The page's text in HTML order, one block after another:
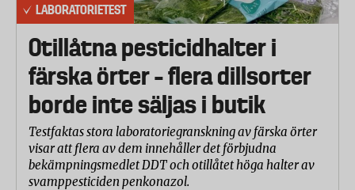
LABORATORIETEST
Otillåtna pesticidhalter i
färska örter – flera dillsorter
borde inte säljas i butik
Testfaktas stora laboratoriegranskning av färska örter
visar att flera av dem innehåller det förbjudna
bekämpningsmedlet DDT och otillåtet höga halter av
svamppesticiden penkonazol.